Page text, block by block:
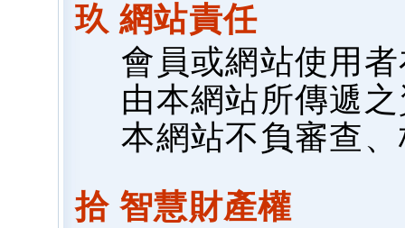
玖 網站責任
會員或網站使用
由本網站所傳遞
本網站不負審查
拾 智慧財產權